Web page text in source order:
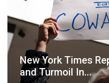
New York Times
and Turmoil In...